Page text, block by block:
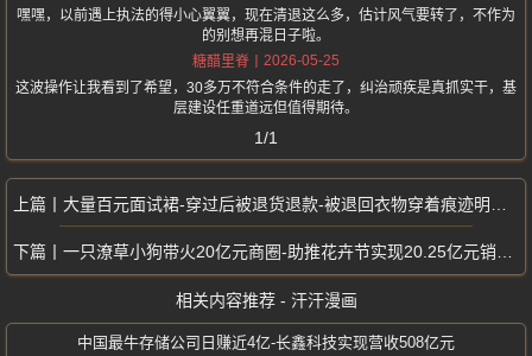
嘿嘿，以前遇上执法的得小心翼翼，现在清退这么多，估计风气要转了，不作为
的别想再混日子啦。
糖醋里脊
2026-05-25
这波操作让我看到了希望，30多万不符合条件的走了，纠治顽疾是真抓实干，基
层建设任重道远但值得期待。
1/1
大量百元面试裙-穿过后被退货退款-被退回衣物穿着痕迹明显-商家损失惨重
一只潦草小狗带火20亿元商圈-助推花卉节实现20.25亿元销售额
相关内容推荐 - 汗汗漫画
中国最牛存储公司日赚近4亿-长鑫科技实现营收508亿元